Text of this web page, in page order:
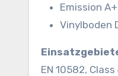
Emission
Vinylboden
EN 10582,